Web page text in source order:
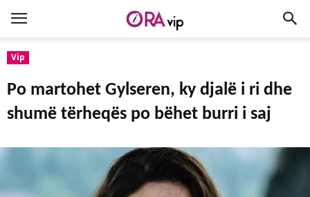
Vip
Po martohet Gylseren, ky djalë i ri dhe
shumë tërheqës po bëhet burri i saj